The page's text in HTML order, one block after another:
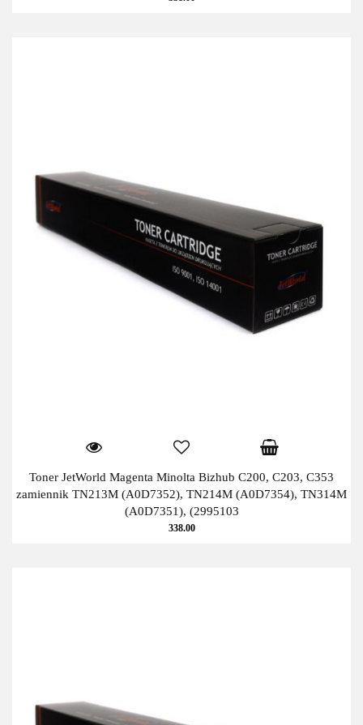
Toner JetWorld Magenta Minolta Bizhub C200, C203, C353
zamiennik TN213M (A0D7352), TN214M (A0D7354), TN314M
(A0D7351), (2995103
338.00